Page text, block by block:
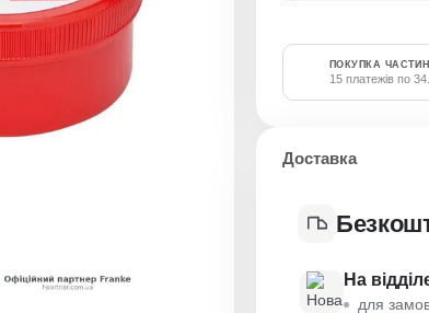
ПОКУПКА
15 платежів по
Доставка
На
для